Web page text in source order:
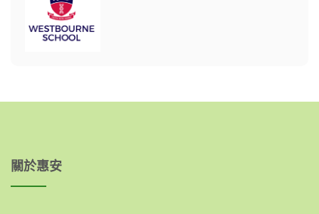
關於惠安